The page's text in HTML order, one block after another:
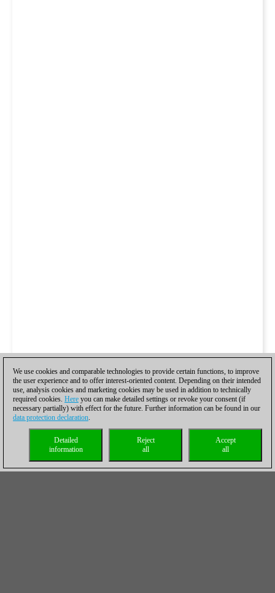
We use cookies and comparable technologies to provide certain functions, to improve
the user experience and to offer interest-oriented content. Depending on their intended
use, analysis cookies and marketing cookies may be used in addition to technically
required cookies. Here you can make detailed settings or revoke your consent (if
necessary partially) with effect for the future. Further information can be found in our
data protection declaration.
Accept
all
Reject
all
Detailed
information